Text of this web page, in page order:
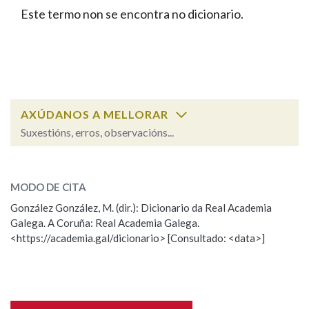
FIGURAS HOMENAXEADAS
PORTAL DAS PALABRAS
Facebook
TwitterYoutubeInstagram
Bluesky
BUSCAR NOS LEMAS
Remata por
BUSCAR NO CONTIDO
Nas definicións
Este termo non se encontra no dicionario.
AXÚDANOS A MELLORAR
Suxestións, erros, observacións...
Observación
Nome
MODO DE CITA
González González, M. (dir.): Dicionario da Real Academia
Galega. A Coruña: Real Academia Galega.
<https://academia.gal/dicionario> [Consultado: <data>]